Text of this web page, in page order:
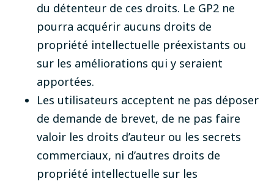
du détenteur de ces droits. Le GP2 ne
pourra acquérir aucuns droits de
propriété intellectuelle préexistants ou
sur les améliorations qui y seraient
apportées.
Les utilisateurs acceptent ne pas déposer
de demande de brevet, de ne pas faire
valoir les droits d’auteur ou les secrets
commerciaux, ni d’autres droits de
propriété intellectuelle sur les